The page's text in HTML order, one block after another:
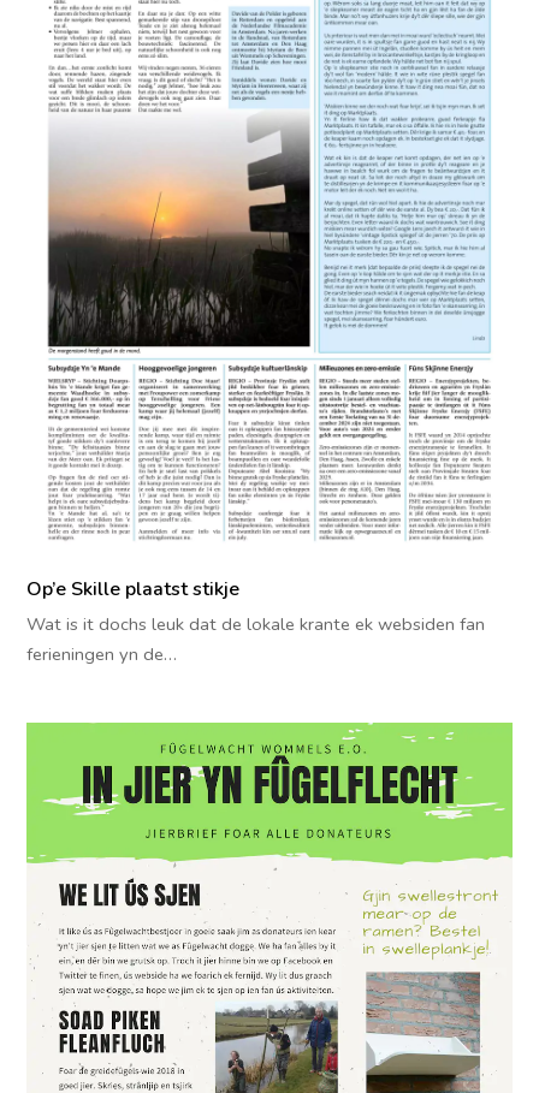
Op’e Skille plaatst stikje
Wat is it dochs leuk dat de lokale krante ek websiden fan
ferieningen yn de…